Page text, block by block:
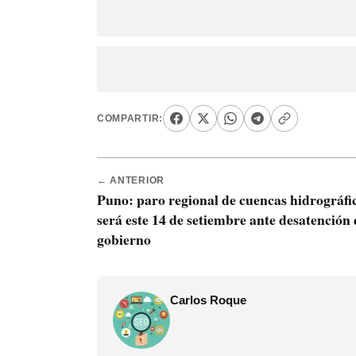
COMPARTIR:
← ANTERIOR
Puno: paro regional de cuencas
será este 14 de setiembre ante desatención
gobierno
Carlos Roque